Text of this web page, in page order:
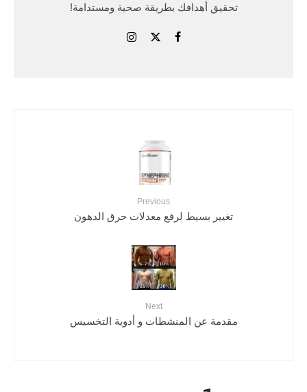
تحقيق أهدافك بطريقة صحية ومستدامة!
Previous
تغيير بسيط لرفع معدلات حرق الدهون
Next
مقدمة عن المنشطات و أدوية التخسيس